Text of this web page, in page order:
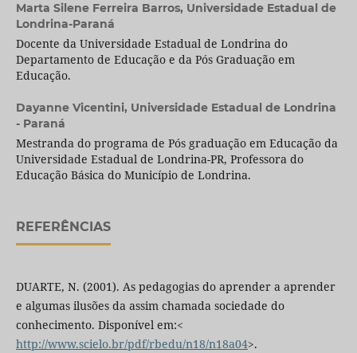
Marta Silene Ferreira Barros, Universidade Estadual de
Londrina-Paraná
Docente da Universidade Estadual de Londrina do
Departamento de Educação e da Pós Graduação em
Educação.
Dayanne Vicentini, Universidade Estadual de Londrina
- Paraná
Mestranda do programa de Pós graduação em Educação da
Universidade Estadual de Londrina-PR, Professora do
Educação Básica do Município de Londrina.
REFERÊNCIAS
DUARTE, N. (2001). As pedagogias do aprender a aprender
e algumas ilusões da assim chamada sociedade do
conhecimento. Disponível em:<
http://www.scielo.br/pdf/rbedu/n18/n18a04>.